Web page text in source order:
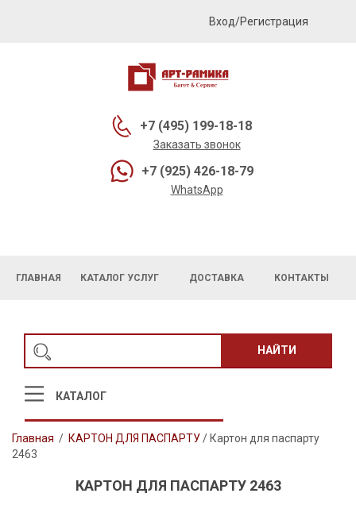
Вход/Регистрация
+7 (495) 199-18-18
Заказать звонок
+7 (925) 426-18-79
WhatsApp
ГЛАВНАЯ КАТАЛОГ УСЛУГ ДОСТАВКА КОНТАКТЫ
НАЙТИ
КАТАЛОГ
Главная / КАРТОН ДЛЯ ПАСПАРТУ/ Картон для паспарту
2463
КАРТОН ДЛЯ ПАСПАРТУ 2463